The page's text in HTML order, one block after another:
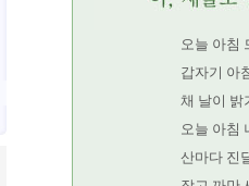
오늘 아침
갑자기 아
채 날이 밝
오늘 아침
산마다 진